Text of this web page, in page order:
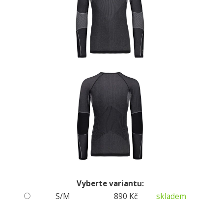
Vyberte variantu:
S/M
890 Kč
skladem